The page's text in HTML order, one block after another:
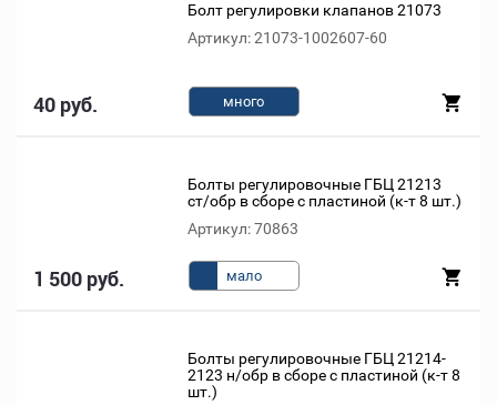
Болт регулировки клапанов 21073
Артикул: 21073-1002607-60
40 руб. много
Болты регулировочные ГБЦ 21213
ст/обр в сборе с пластиной (к-т 8 шт.)
Артикул: 70863
1 500 руб. мало
Болты регулировочные ГБЦ 21214-
2123 н/обр в сборе с пластиной (к-т 8
шт.)